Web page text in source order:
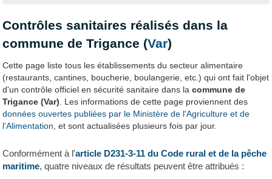
Contrôles sanitaires réalisés dans la
commune de Trigance (Var)
Cette page liste tous les établissements du secteur alimentaire
(restaurants, cantines, boucherie, boulangerie, etc.) qui ont fait l'objet
d'un contrôle officiel en sécurité sanitaire dans lacommune de
Trigance (Var) . Les informations de cette page proviennent des
données ouvertes publiées par le Ministère de l'Agriculture et de
l'Alimentation, et sont actualisées plusieurs fois par jour.
Conformément à l'article D231-3-11 du Code rural et de la pêche
maritime, quatre niveaux de résultats peuvent être attribués :